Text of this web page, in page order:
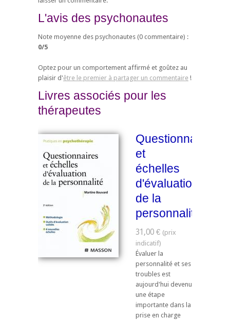
L'avis des psychonautes
Note moyenne des psychonautes (0 commentaire) :
0/5
Optez pour un comportement affirmé et goûtez au
plaisir d'être le premier à partager un commentaire !
Livres associés pour les
thérapeutes
Questionnaires
et
échelles
d'évaluation
de la
personnalité
31,00 €
Évaluer la
personnalité et ses
troubles est
aujourd'hui devenu
une étape
importante dans la
prise en charge